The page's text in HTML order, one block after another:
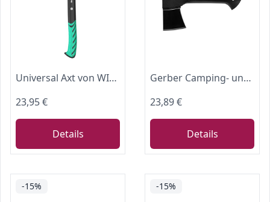
Universal Axt von WIESEMANN 1893 I Universalaxt, 36cm, 630g mit 2K Fiberglass Griff I Aus der Enforce Serie I Mit Antivibrationsgriff und Klingenschutz I 81352
23,95 €
Details
Gerber Camping- und Outdoor-Axt, Freescape Axe 9‘‘, Länge: 22,9 cm, 31-002648
23,89 €
Details
-15% -15%